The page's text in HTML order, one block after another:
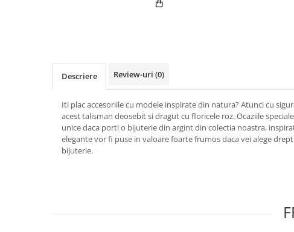
Descriere Review-uri (0)
Iti plac accesoriile cu modele inspirate din natura? Atunci cu
acest talisman deosebit si dragut cu floricele roz. Ocaziile
unice daca porti o bijuterie din argint din colectia noastra,
elegante vor fi puse in valoare foarte frumos daca vei alege
bijuterie.